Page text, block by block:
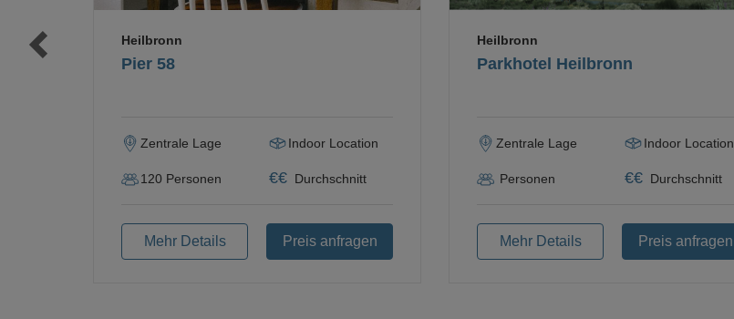
Pier 58
Heilbronn
Zentrale Lage Indoor Location
120 Personen €€ Durchschnitt
Mehr Details Preis anfragen
Parkhotel Heilbronn
Heilbronn
Zentrale Lage Indoor Location
Personen €€ Durchschnitt
Mehr Details Preis anfragen